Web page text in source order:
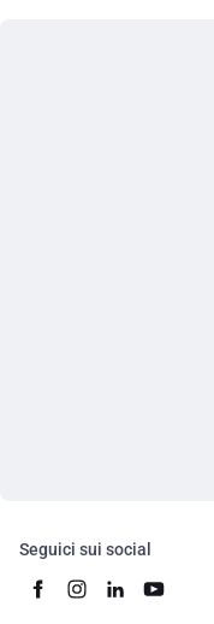
Seguici sui social